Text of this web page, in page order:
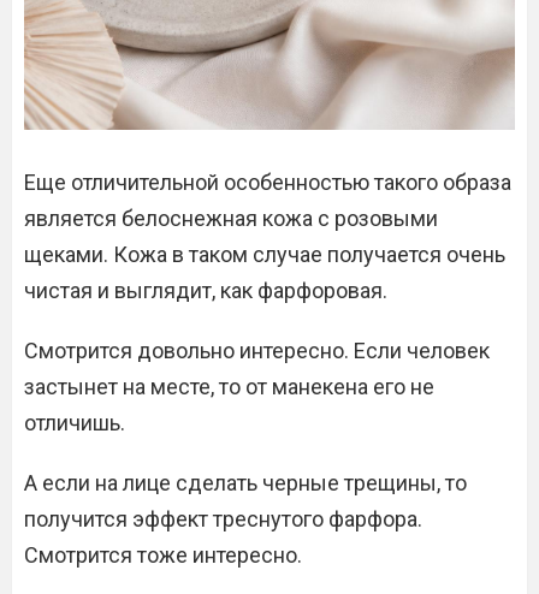
Еще отличительной особенностью такого образа
является белоснежная кожа с розовыми
щеками. Кожа в таком случае получается очень
чистая и выглядит, как фарфоровая.
Смотрится довольно интересно. Если человек
застынет на месте, то от манекена его не
отличишь.
А если на лице сделать черные трещины, то
получится эффект треснутого фарфора.
Смотрится тоже интересно.